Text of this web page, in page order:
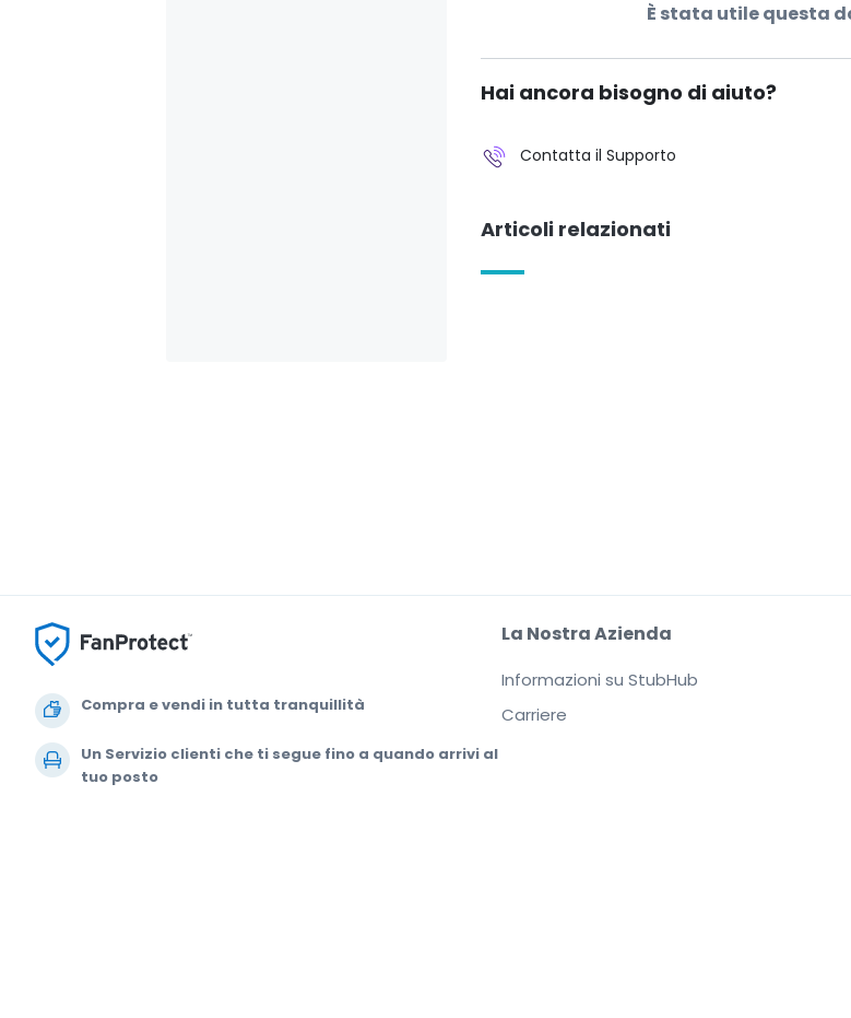
È stata utile questa
Hai ancora bisogno di aiuto?
Contatta il Supporto
Articoli relazionati
Compra e vendi in tutta tranquillità
Un Servizio clienti che ti segue fino a quando arrivi al
tuo posto
La Nostra Azienda
Informazioni su StubHub
Carriere